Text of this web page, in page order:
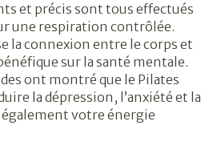
et précis sont tous effectués
une respiration contrôlée.
la connexion entre le corps et
sur la santé mentale.
ont montré que le Pilates
la dépression, l’anxiété et la
votre énergie